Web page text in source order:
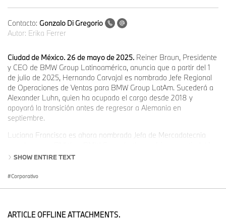
Contacto: Gonzalo Di Gregorio
Autor: Erika Ferrer
Ciudad de México. 26 de mayo de 2025. Reiner Braun, Presidente
y CEO de BMW Group Latinoamérica, anuncia que a partir del 1
de julio de 2025, Hernando Carvajal es nombrado Jefe Regional
de Operaciones de Ventas para BMW Group LatAm. Sucederá a
Alexander Luhn, quien ha ocupado el cargo desde 2018 y
apoyará la transición antes de regresar a Alemania en
septiembre.
Luciana Francisco es ahora nombrada Jefa de Mercadotecnia
de julio de 2025.
Hernando Carvajal es originario de Colombia y tiene una amplia
trayectoria en el Grupo. Comenzó su carrera en BMW Group en el
trabajó en Múnich en BMW AG como Gerente de Mercadotecnia y
SHOW ENTIRE TEXT
Corporativo
ARTICLE OFFLINE ATTACHMENTS.